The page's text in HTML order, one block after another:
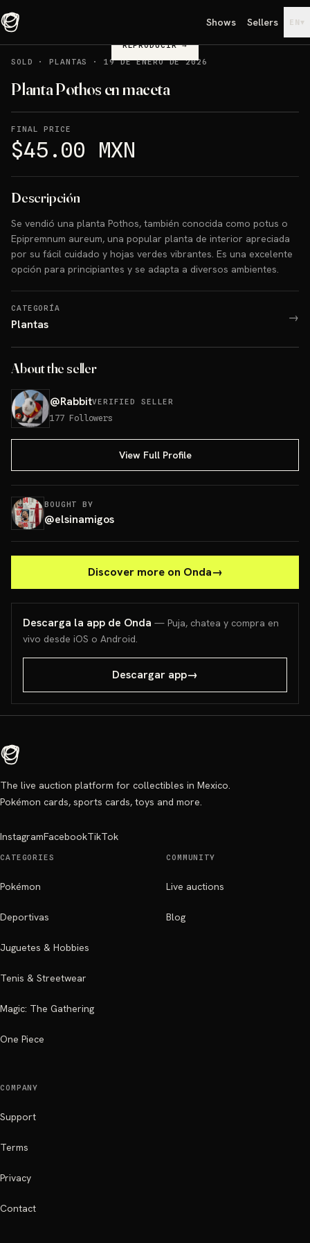
Shows Sellers EN ▾
REPRODUCIR→
SOLD
·PLANTAS · 19 DE ENERO DE 2026
Planta Pothos en maceta
FINAL PRICE
$45.00 MXN
Descripción
Se vendió una planta Pothos, también conocida como potus o
Epipremnum aureum, una popular planta de interior apreciada
por su fácil cuidado y hojas verdes vibrantes. Es una excelente
opción para principiantes y se adapta a diversos ambientes.
CATEGORÍA
Plantas →
About the seller
@RabbitVERIFIED SELLER
177 Followers
View Full Profile
BOUGHT BY
@elsinamigos
Discover more on Onda→
Descarga la app de Onda — Puja, chatea y compra en
vivo desde iOS o Android.
Descargar app→
The live auction platform for collectibles in Mexico.
Pokémon cards, sports cards, toys and more.
InstagramFacebookTikTok
CATEGORIES
Pokémon
Deportivas
Juguetes & Hobbies
Tenis & Streetwear
Magic: The Gathering
One Piece
COMMUNITY
Live auctions
Blog
COMPANY
Support
Terms
Privacy
Contact